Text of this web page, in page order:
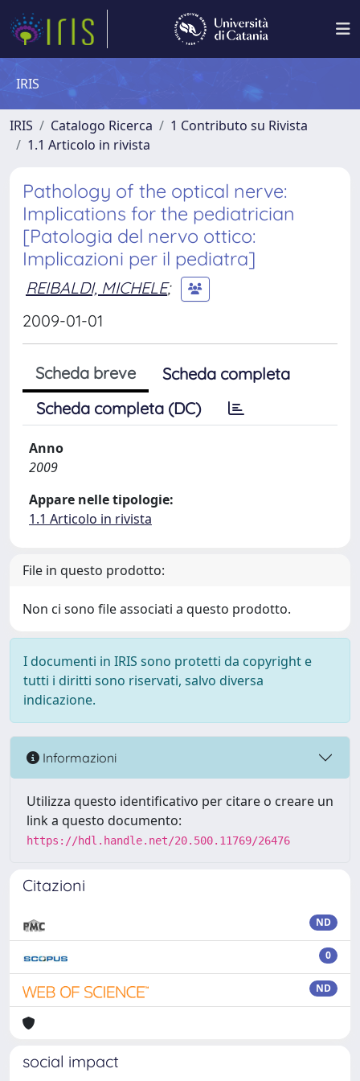
IRIS
IRIS Catalogo Ricerca
1 Contributo su Rivista
1.1 Articolo in rivista
Pathology of the optical nerve:
Implications for the pediatrician
[Patologia del nervo ottico:
Implicazioni per il pediatra]
REIBALDI, MICHELE;
2009-01-01
Scheda breve
Scheda completa
Scheda completa (DC)
Anno
2009
Appare nelle tipologie:
1.1 Articolo in rivista
File in questo prodotto:
Non ci sono file associati a questo prodotto.
I documenti in IRIS sono protetti da copyright e
tutti i diritti sono riservati, salvo diversa
indicazione.
Informazioni
Utilizza questo identificativo per citare o creare un
link a questo documento:
https://hdl.handle.net/20.500.11769/26476
Citazioni
ND
0
ND
social impact